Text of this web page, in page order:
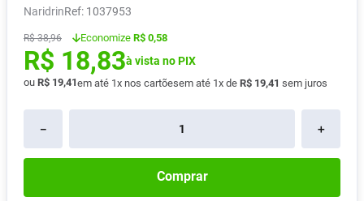
Naridrin : 1037953
R$ 38,96 Economize R$ 0,58
R$ 18,83à vista no PIX
ou R$ 19,41em até 1x nos cartõesem até 1x de R$ 19,41 sem juros
＋
－
Comprar
9 Absorvente
10º Lavitan